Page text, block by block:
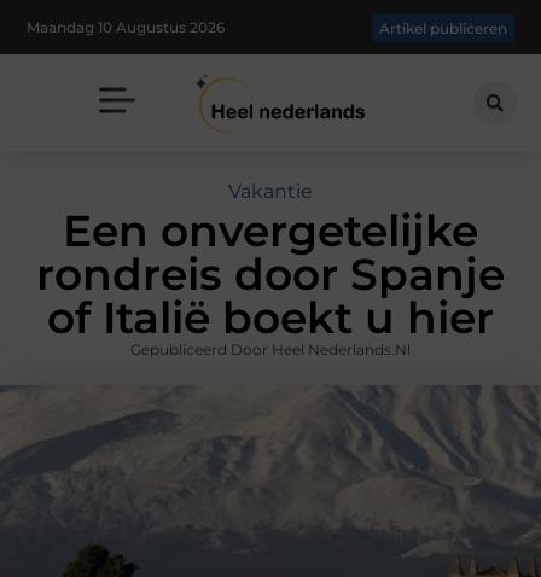
Maandag 10 Augustus 2026 Artikel publiceren
Vakantie
Een onvergetelijke
rondreis door Spanje
of Italië boekt u hier
Gepubliceerd Door Heel Nederlands.nl